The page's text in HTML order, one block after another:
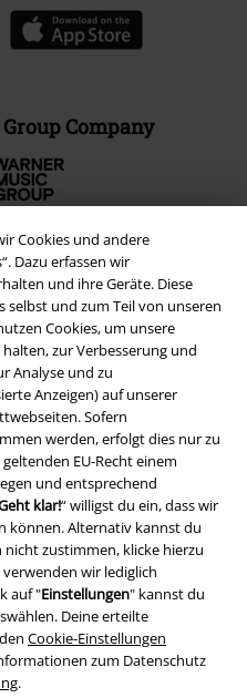
Cookies und andere
Dazu erfassen wir
und ihre Geräte. Diese
selbst und zum Teil von unseren
Cookies, um unsere
zur Verbesserung und
Analyse und zu
Anzeigen) auf unserer
Sofern
werden, erfolgt dies nur zu
EU-Recht einem
und entsprechend
klar!“ willigst du ein, dass wir
können. Alternativ kannst du
zustimmen, klicke hierzu
verwenden wir lediglich
auf "Einstellungen" kannst du
Deine erteilte
Cookie-Einstellungen
zum Datenschutz
.
Company